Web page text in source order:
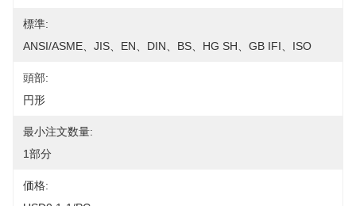
標準:
ANSI/ASME、JIS、EN、DIN、BS、HG SH、GB IFI、ISO
頭部:
円形
最小注文数量:
1部分
価格: